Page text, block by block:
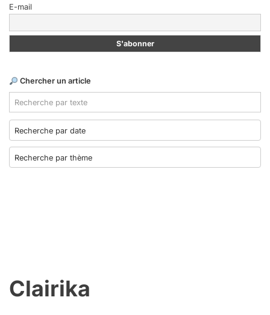
E-mail
Chercher un article
Clairika